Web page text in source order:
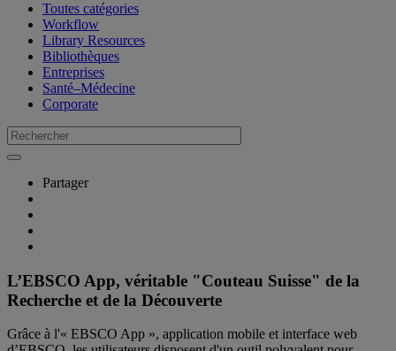
Toutes catégories
Workflow
Library Resources
Bibliothèques
Entreprises
Santé–Médecine
Corporate
Partager
L’EBSCO App, véritable "Couteau Suisse" de la
Recherche et de la Découverte
Grâce à l'« EBSCO App », application mobile et interface web